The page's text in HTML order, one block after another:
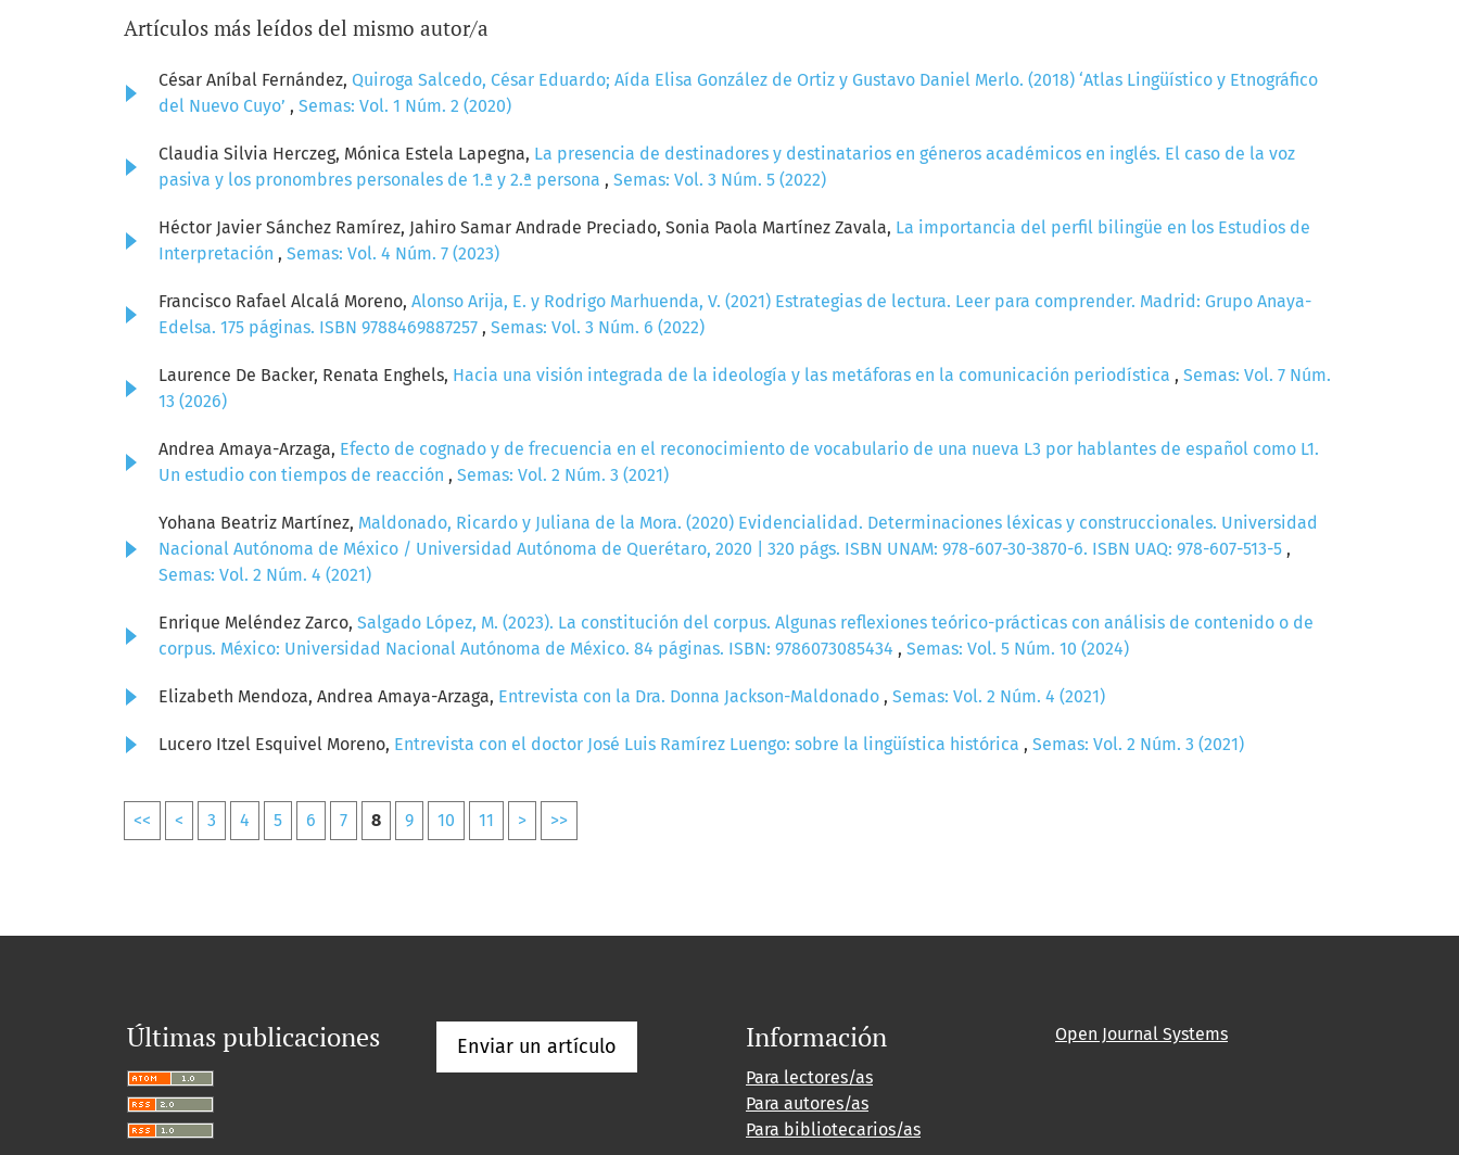
Artículos más leídos del mismo autor/a
César Aníbal Fernández, Quiroga Salcedo, César Eduardo; Aída Elisa González de Ortiz y Gustavo Daniel Merlo. (2018) ‘Atlas Lingüístico y Etnográfico
del Nuevo Cuyo’ , Semas: Vol. 1 Núm. 2 (2020)
Claudia Silvia Herczeg, Mónica Estela Lapegna, La presencia de destinadores y destinatarios en géneros académicos en inglés. El caso de la voz
pasiva y los pronombres personales de 1.ª y 2.ª persona , Semas: Vol. 3 Núm. 5 (2022)
Héctor Javier Sánchez Ramírez, Jahiro Samar Andrade Preciado, Sonia Paola Martínez Zavala, La importancia del perfil bilingüe en los Estudios de
Interpretación , Semas: Vol. 4 Núm. 7 (2023)
Francisco Rafael Alcalá Moreno, Alonso Arija, E. y Rodrigo Marhuenda, V. (2021) Estrategias de lectura. Leer para comprender. Madrid: Grupo Anaya-
Edelsa. 175 páginas. ISBN 9788469887257 , Semas: Vol. 3 Núm. 6 (2022)
Laurence De Backer, Renata Enghels, Hacia una visión integrada de la ideología y las metáforas en la comunicación periodística , Semas: Vol. 7 Núm.
13 (2026)
Andrea Amaya-Arzaga, Efecto de cognado y de frecuencia en el reconocimiento de vocabulario de una nueva L3 por hablantes de español como L1.
Un estudio con tiempos de reacción , Semas: Vol. 2 Núm. 3 (2021)
Yohana Beatriz Martínez, Maldonado, Ricardo y Juliana de la Mora. (2020) Evidencialidad. Determinaciones léxicas y construccionales. Universidad
Nacional Autónoma de México / Universidad Autónoma de Querétaro, 2020 | 320 págs. ISBN UNAM: 978-607-30-3870-6. ISBN UAQ: 978-607-513-5 ,
Semas: Vol. 2 Núm. 4 (2021)
Enrique Meléndez Zarco, Salgado López, M. (2023). La constitución del corpus. Algunas reflexiones teórico-prácticas con análisis de contenido o de
corpus. México: Universidad Nacional Autónoma de México. 84 páginas. ISBN: 9786073085434 , Semas: Vol. 5 Núm. 10 (2024)
Elizabeth Mendoza, Andrea Amaya-Arzaga, Entrevista con la Dra. Donna Jackson-Maldonado , Semas: Vol. 2 Núm. 4 (2021)
Lucero Itzel Esquivel Moreno, Entrevista con el doctor José Luis Ramírez Luengo: sobre la lingüística histórica , Semas: Vol. 2 Núm. 3 (2021)
<< < 3 4 5 6 7 8 9 10 11 > >>
Últimas publicaciones Enviar un artículo Información
Para lectores/as
Para autores/as
Para bibliotecarios/as
Open Journal Systems